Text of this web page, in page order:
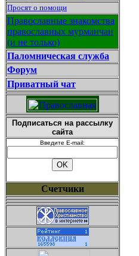
Просят о помощи
Православные знакомства
православных мурманчан
(и не только)
Паломническая служба
Форум
Приватный чат
Подписаться на рассылку
сайта
Введите E-mail:
Счетчики